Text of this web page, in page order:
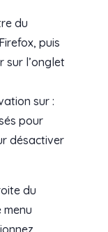
du
puis
sur l’onglet
sur :
pour
désactiver
du